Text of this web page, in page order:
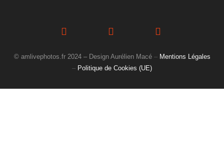
© amlivephotos.fr 2024 – Design Aurélien Macé– Mentions Légales
– Politique de Cookies (UE)